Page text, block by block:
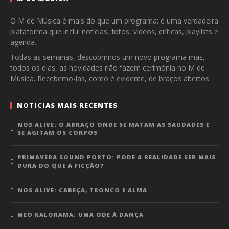
O M de Música é mais do que um programa: é uma verdadeira
plataforma que inclui notícias, fotos, vídeos, críticas, playlists e
agenda.
Todas as semanas, descobrimos um novo programa mas,
todos os dias, as novidades não fazem cerimónia no M de
Música. Recebemo-las, como é evidente, de braços abertos.
NOTICIAS MAIS RECENTES
NOS ALIVE: O ABRAÇO ONDE SE MATAM AS SAUDADES E
SE AGITAM OS CORPOS
PRIMAVERA SOUND PORTO: PODE A REALIDADE SER MAIS
DURA DO QUE A FICÇÃO?
NOS ALIVE: CABEÇA, TRONCO E ALMA
MEO KALORAMA: UMA ODE À DANÇA